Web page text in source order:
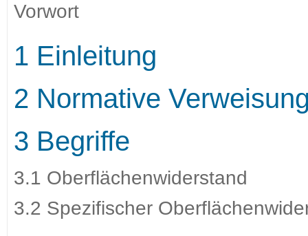
Vorwort
1 Einleitung
2 Normative
3 Begriffe
3.1 Oberflächenwiderstand
3.2 Spezifischer